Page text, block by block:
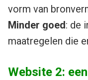
vorm van
Minder goed: de
maatregelen die
Website 2: